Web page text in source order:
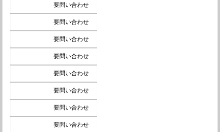
要問い合わせ
要問い合わせ
要問い合わせ
要問い合わせ
要問い合わせ
要問い合わせ
要問い合わせ
要問い合わせ